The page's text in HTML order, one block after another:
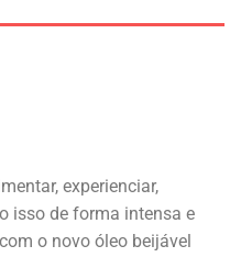
experienciar,
isso de forma intensa e
o novo óleo beijável